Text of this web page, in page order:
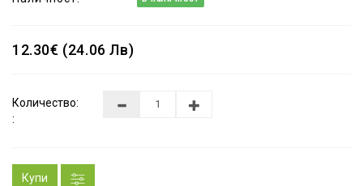
12.30€ (24.06 Лв)
Количество:
:
Купи